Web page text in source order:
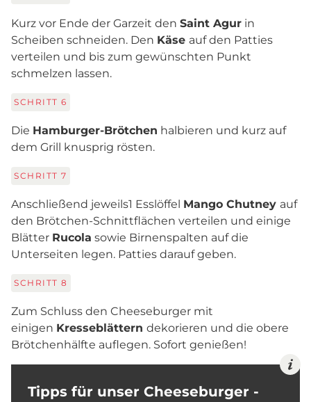
Kurz vor Ende der Garzeit den Saint Agur in
Scheiben schneiden. Den Käse auf den Patties
verteilen und bis zum gewünschten Punkt
schmelzen lassen.
SCHRITT 6
Die Hamburger-Brötchen halbieren und kurz auf
dem Grill knusprig rösten.
SCHRITT 7
Anschließend jeweils1 Esslöffel Mango Chutney auf
den Brötchen-Schnittflächen verteilen und einige
Blätter Rucola sowie Birnenspalten auf die
Unterseiten legen. Patties darauf geben.
SCHRITT 8
Zum Schluss den Cheeseburger mit
einigen Kresseblättern dekorieren und die obere
Brötchenhälfte auflegen. Sofort genießen!
Tipps für unser Cheeseburger -